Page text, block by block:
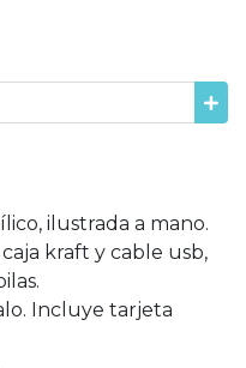
ilustrada a mano.
kraft y cable usb,
Incluye tarjeta